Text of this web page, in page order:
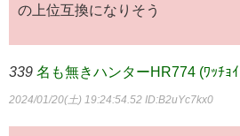
の上位互換になりそう
339 名も無きハンターHR774 (ﾜｯﾁｮ
2024/01/20(土) 19:24:54.52 ID:B2uYc7kx0